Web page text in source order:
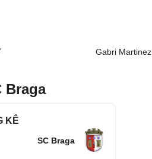
Gabri Martinez
Braga
KÊ
SC Braga